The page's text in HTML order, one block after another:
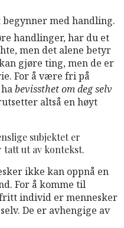
med handling.
handlinger, har du et
men det alene betyr
gjøre ting, men de er
For å være fri på
bevissthet om deg selv
altså en høyt
subjektet er
tatt ut av kontekst.
ikke kan oppnå en
For å komme til
fritt individ er mennesker
De er avhengige av